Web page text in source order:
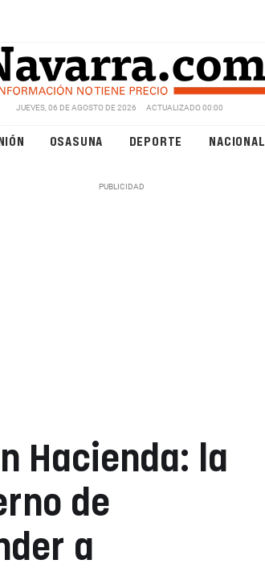
JUEVES, 06 DE AGOSTO DE 2026 ACTUALIZADO 00:00
OSASUNA DEPORTE NACIONAL
Hacienda: la
de
a